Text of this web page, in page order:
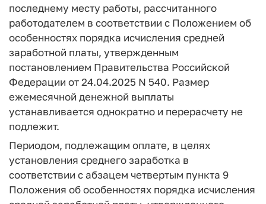
последнему месту работы, рассчитанного
работодателем в соответствии с Положением об
особенностях порядка исчисления средней
заработной платы, утвержденным
постановлением Правительства Российской
Федерации от 24.04.2025 N 540. Размер
ежемесячной денежной выплаты
устанавливается однократно и перерасчету не
подлежит.
Периодом, подлежащим оплате, в целях
установления среднего заработка в
соответствии с абзацем четвертым пункта 9
Положения об особенностях порядка исчисления